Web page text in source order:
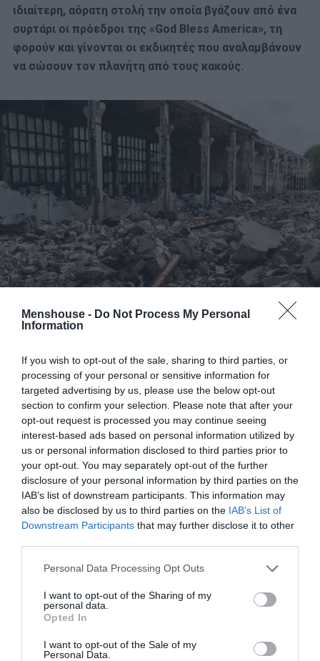
Menshouse - Do Not Process My Personal
Information
If you wish to opt-out of the sale, sharing to third parties, or
processing of your personal or sensitive information for
targeted advertising by us, please use the below opt-out
section to confirm your selection. Please note that after your
opt-out request is processed you may continue seeing
interest-based ads based on personal information utilized by
us or personal information disclosed to third parties prior to
your opt-out. You may separately opt-out of the further
disclosure of your personal information by third parties on the
IAB’s list of downstream participants. This information may
also be disclosed by us to third parties on the IAB’s List of
Downstream Participants that may further disclose it to other
Personal Data Processing Opt Outs
I want to opt-out of the Sharing of my
personal data.
Opted In
I want to opt-out of the Sale of my
Personal Data.
ιδιαίτερη, αόρατη στολή την οποία βγάζουν από ένα
συρτάρι οι πρόεδροι της «God Bless America», τη
φορούν και γίνονται οι εκδικητές που αναλαμβάνουν
να σώσουν τον πλανήτη από τους κακούς.
Πώς θα μπορούσε να είναι κάτι διαφορετικό όταν
βρέθηκε στην εξουσία με κληρονομικό δικαίωμα το
2000 και διατηρήθηκε σε αυτήν με εκλογικές
διαδικασίες τόσο δημοκρατικές, που του χάρισαν το
97,6% των προτιμήσεων του εκλογικού σώματος.
Η απάντηση της Ρωσίας στην αμερικανική επίθεση-
αντίποινο για τα χημικά, ήταν να την καταδικάσει διότι
πραγματοποιήθηκε εναντίον ενός «κυρίαρχου κράτους»,
όπως υποστήριξε. Άσχετα αν έγινε κατόπιν
προειδοποίησης και αφορούσε στρατιωτικούς στόχους.
Ουσιαστικά συνιστά πράξη πολέμου σύμφωνα με το
επίσης διατηρείται στην ηγεσία του «Ξανθού Γένους»,
κινούμενος στους ευρύχωρους διαδρόμους της
Δημοκρατίας, που του επιτρέπουν να αλλάζει το